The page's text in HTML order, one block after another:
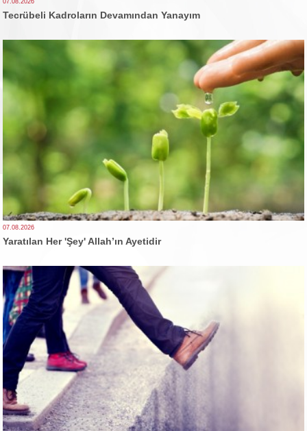
Tecrübeli Kadroların Devamından Yanayım
07.08.2026
Yaratılan Her 'Şey' Allah’ın Ayetidir